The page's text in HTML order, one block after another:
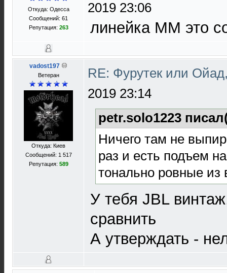
Откуда: Одесса
Сообщений: 61
Репутация: 263
2019 23:06
линейка ММ это
vadost197
Ветеран
Откуда: Киев
Сообщений: 1 517
Репутация: 589
RE: Фурутек или
2019 23:14
petr.solo1223
Ничего там не
раз и есть подъем
тонально ровные из
У тебя JBL
сравнить
А утверждать -